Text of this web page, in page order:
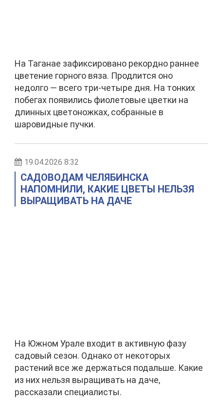
На Таганае зафиксировано рекордно раннее
цветение горного вяза. Продлится оно
недолго — всего три-четыре дня. На тонких
побегах появились фиолетовые цветки на
длинных цветоножках, собранные в
шаровидные пучки.
19.04.2026 8:32
САДОВОДАМ ЧЕЛЯБИНСКА
НАПОМНИЛИ, КАКИЕ ЦВЕТЫ НЕЛЬЗЯ
ВЫРАЩИВАТЬ НА ДАЧЕ
На Южном Урале входит в активную фазу
садовый сезон. Однако от некоторых
растений все же держаться подальше. Какие
из них нельзя выращивать на даче,
рассказали специалисты.